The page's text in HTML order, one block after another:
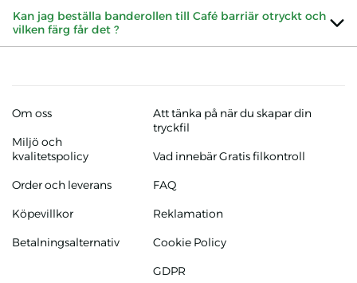
Kan jag beställa banderollen till Café barriär otryckt och
vilken färg får det ?
Om oss
Miljö och
kvalitetspolicy
Order och leverans
Köpevillkor
Betalningsalternativ
Att tänka på när du skapar din
tryckfil
Vad innebär Gratis filkontroll
FAQ
Reklamation
Cookie Policy
GDPR